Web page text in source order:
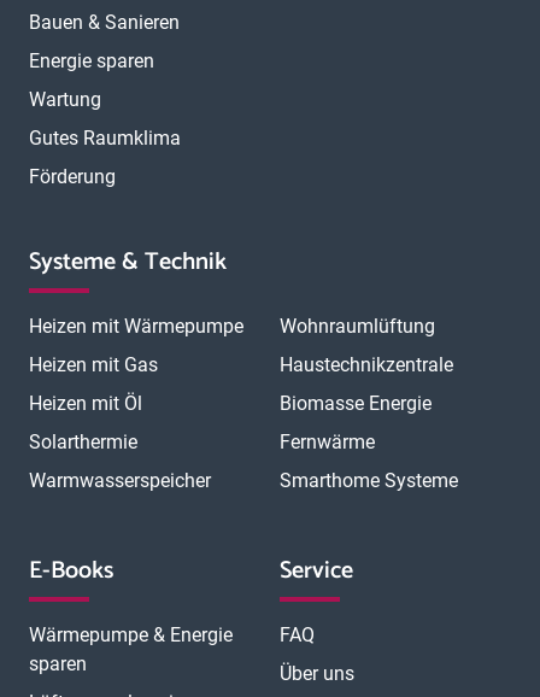
Bauen & Sanieren
Energie sparen
Wartung
Gutes Raumklima
Förderung
Systeme & Technik
Heizen mit Wärmepumpe
Heizen mit Gas
Heizen mit Öl
Solarthermie
Warmwasserspeicher
Wohnraumlüftung
Haustechnikzentrale
Biomasse Energie
Fernwärme
Smarthome Systeme
E-Books
Wärmepumpe & Energie
sparen
Service
FAQ
Über uns